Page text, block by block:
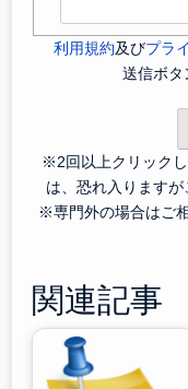
利用規約及びプラ
送信ボタ
※2回以上クリック
は、恐れ入りますが
※専門外の場合はご
関連記事